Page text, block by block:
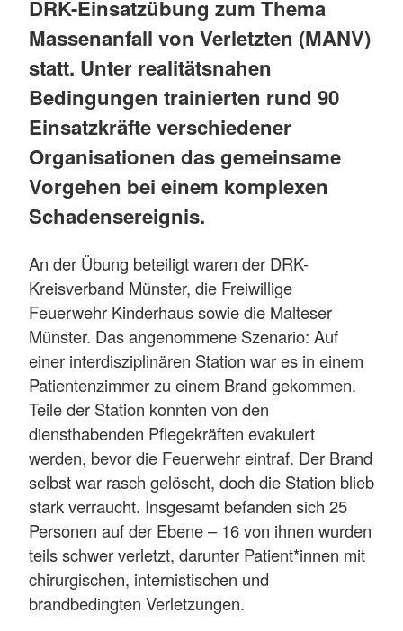
DRK-Einsatzübung zum Thema
Massenanfall von Verletzten (MANV)
statt. Unter realitätsnahen
Bedingungen trainierten rund 90
Einsatzkräfte verschiedener
Organisationen das gemeinsame
Vorgehen bei einem komplexen
Schadensereignis.
An der Übung beteiligt waren der DRK-
Kreisverband Münster, die Freiwillige
Feuerwehr Kinderhaus sowie die Malteser
Münster. Das angenommene Szenario: Auf
einer interdisziplinären Station war es in einem
Patientenzimmer zu einem Brand gekommen.
Teile der Station konnten von den
diensthabenden Pflegekräften evakuiert
werden, bevor die Feuerwehr eintraf. Der Brand
selbst war rasch gelöscht, doch die Station blieb
stark verraucht. Insgesamt befanden sich 25
Personen auf der Ebene – 16 von ihnen wurden
teils schwer verletzt, darunter Patient*innen mit
chirurgischen, internistischen und
brandbedingten Verletzungen.